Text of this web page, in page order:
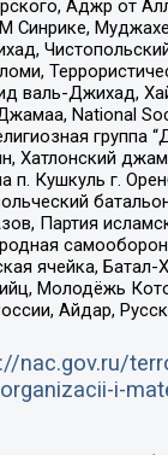
Аджр от
Синрике,
валь-Джихад,
National
группа
Хатлонский
п. Кушкуль г.
Партия
ячейка, Батал-
Молодёжь
Айдар,
nac.gov.ru/
i-